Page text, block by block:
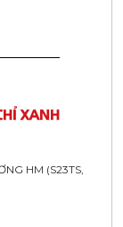
XANH
HM (S23TS,